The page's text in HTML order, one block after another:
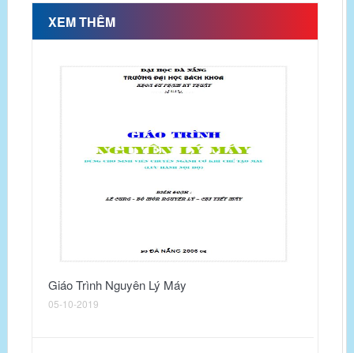
XEM THÊM
Giáo Trình Nguyên Lý Máy
05-10-2019